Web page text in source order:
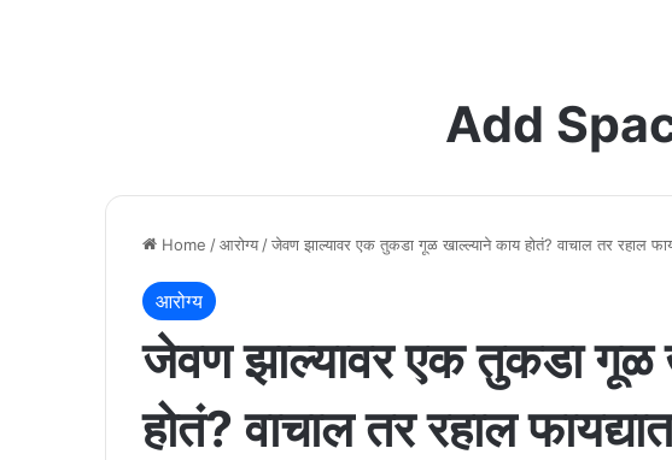
Add
Home /आरोग्य /जेवण झाल्यावर एक तुकडा गूळ खाल्ल्याने काय होतं? वाचाल तर रहाल
आरोग्य
जेवण झाल्यावर एक तुकडा गूळ
होतं? वाचाल तर रहाल